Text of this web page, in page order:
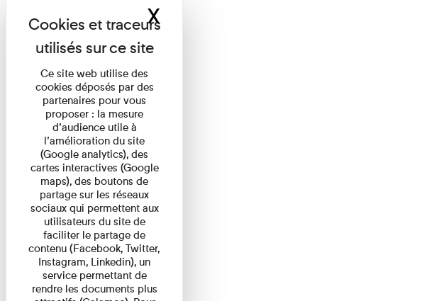
Ce site web utilise des
cookies déposés par des
partenaires pour vous
proposer : la mesure
d’audience utile à
l’amélioration du site
(Google analytics), des
cartes interactives (Google
maps), des boutons de
partage sur les réseaux
sociaux qui permettent aux
utilisateurs du site de
faciliter le partage de
contenu (Facebook, Twitter,
Instagram, Linkedin), un
service permettant de
rendre les documents plus
XMasquer le bandeau des cookies